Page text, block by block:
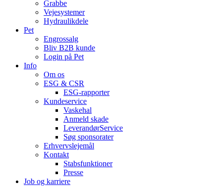
Grabbe
Vejesystemer
Hydraulikdele
Pet
Engrossalg
Bliv B2B kunde
Login på Pet
Info
Om os
ESG & CSR
ESG-rapporter
Kundeservice
Vaskehal
Anmeld skade
LeverandørService
Søg sponsorater
Erhvervslejemål
Kontakt
Stabsfunktioner
Presse
Job og karriere